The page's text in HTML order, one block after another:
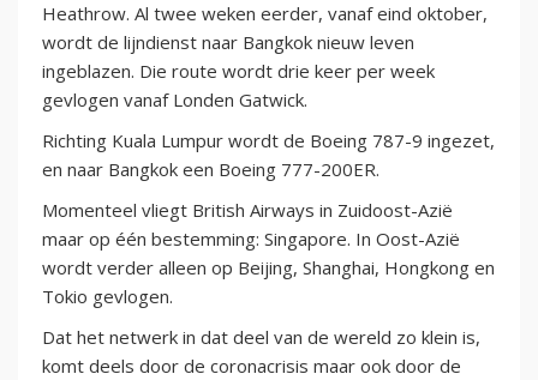
Heathrow. Al twee weken eerder, vanaf eind oktober,
wordt de lijndienst naar Bangkok nieuw leven
ingeblazen. Die route wordt drie keer per week
gevlogen vanaf Londen Gatwick.
Richting Kuala Lumpur wordt de Boeing 787-9 ingezet,
en naar Bangkok een Boeing 777-200ER.
Momenteel vliegt British Airways in Zuidoost-Azië
maar op één bestemming: Singapore. In Oost-Azië
wordt verder alleen op Beijing, Shanghai, Hongkong en
Tokio gevlogen.
Dat het netwerk in dat deel van de wereld zo klein is,
komt deels door de coronacrisis maar ook door de